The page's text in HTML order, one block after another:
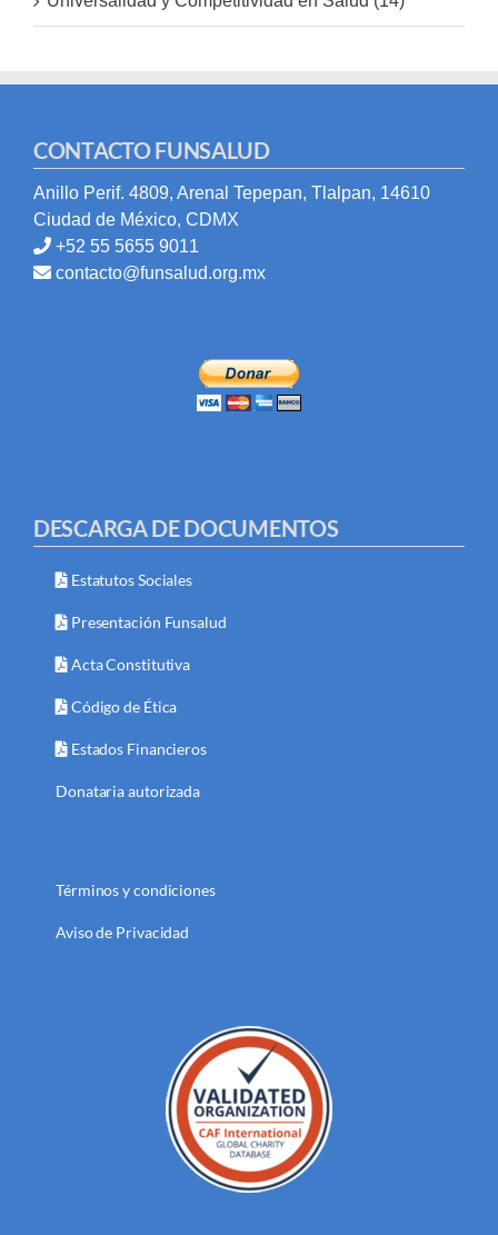
CONTACTO FUNSALUD
Anillo Perif. 4809, Arenal Tepepan, Tlalpan, 14610
Ciudad de México, CDMX
+52 55 5655 9011
contacto@funsalud.org.mx
DESCARGA DE DOCUMENTOS
Estatutos Sociales
Presentación Funsalud
Acta Constitutiva
Código de Ética
Estados Financieros
Donataria autorizada
Términos y condiciones
Aviso de Privacidad